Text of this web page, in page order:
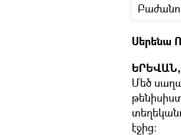
Սերենա
ԵՐԵՎԱՆ,
Մեծ
էջից։